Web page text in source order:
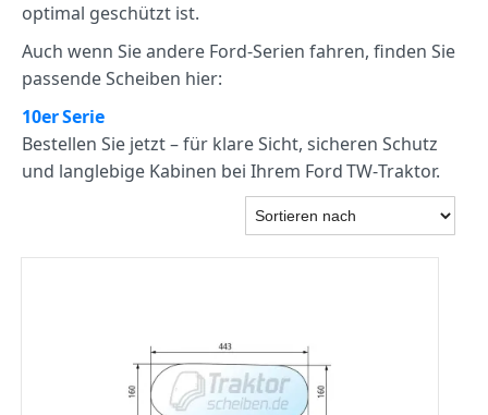
optimal geschützt ist.
Auch wenn Sie andere Ford‑Serien fahren, finden Sie
passende Scheiben hier:
10er Serie
Bestellen Sie jetzt – für klare Sicht, sicheren Schutz
und langlebige Kabinen bei Ihrem Ford TW‑Traktor.